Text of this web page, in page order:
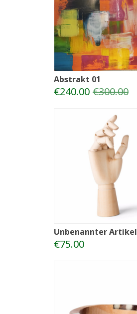
Abstrakt 01
€240.00 €300.00
Unbenannter Artikel
€75.00